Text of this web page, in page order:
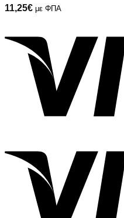
11,25€ με ΦΠΑ